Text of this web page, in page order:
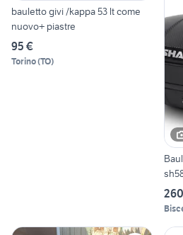
bauletto givi /kappa 53 lt come
nuovo+ piastre
95 €
Torino(TO)